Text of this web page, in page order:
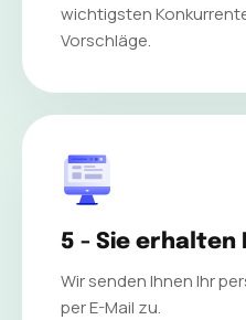
wichtigsten
Vorschläge.
5 - Sie erhalten
Wir senden Ihnen Ihr
per E-Mail zu.